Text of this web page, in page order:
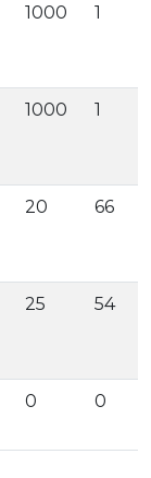
1000 1
1000 1
20 66
25 54
0 0